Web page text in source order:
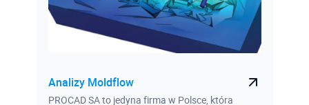
Analizy Moldflow
PROCAD SA to jedyna firma w Polsce, która